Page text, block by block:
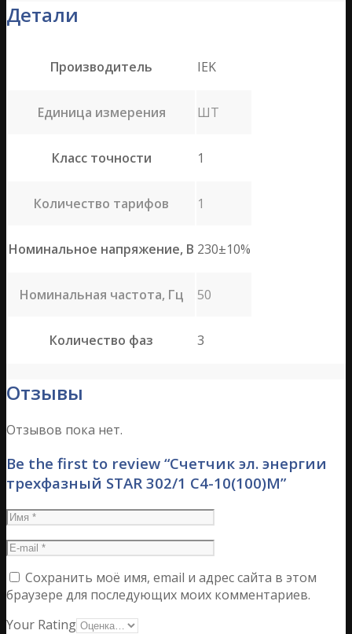
Детали
Производитель IEK
Единица измерения ШТ
Класс точности 1
Количество тарифов 1
Номинальное напряжение, В 230±10%
Номинальная частота, Гц 50
Количество фаз 3
Отзывы
Отзывов пока нет.
Be the first to review “Счетчик эл. энергии
трехфазный STAR 302/1 С4-10(100)М”
Сохранить моё имя, email и адрес сайта в этом
браузере для последующих моих комментариев.
Your Rating